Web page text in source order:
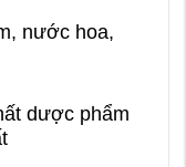
nước hoa,
dược phẩm